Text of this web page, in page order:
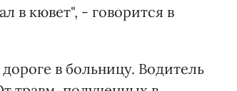
в кювет", - говорится в
в больницу. Водитель